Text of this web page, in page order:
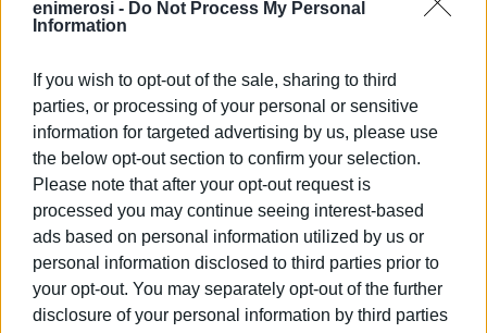
enimerosi - Do Not Process My Personal
Information
If you wish to opt-out of the sale, sharing to third
parties, or processing of your personal or sensitive
information for targeted advertising by us, please use
the below opt-out section to confirm your selection.
Please note that after your opt-out request is
processed you may continue seeing interest-based
ads based on personal information utilized by us or
personal information disclosed to third parties prior to
your opt-out. You may separately opt-out of the further
disclosure of your personal information by third parties
6. ΓΣ Κρόνος Αγ. Δημητρίου
8. Πανελευσινιακός ΑΟΚ
9. ΑΟ Παγκρατίου
10. ΠΟΚ Έσπερος Καλλιθέας
11. Ηλυσιακός ΑΟ
12. ΑΕ Ν. Κηφισιάς